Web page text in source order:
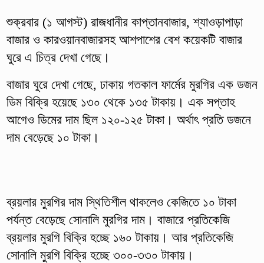
শুক্রবার (১ আগস্ট) রাজধানীর কাপ্তানবাজার, শ্যাওড়াপাড়া
বাজার ও কারওয়ানবাজারসহ আশপাশের বেশ কয়েকটি বাজার
ঘুরে এ চিত্র দেখা গেছে।
বাজার ঘুরে দেখা গেছে, ঢাকায় গতকাল ফার্মের মুরগির এক ডজন
ডিম বিক্রি হয়েছে ১৩০ থেকে ১৩৫ টাকায়। এক সপ্তাহ
আগেও ডিমের দাম ছিল ১২০-১২৫ টাকা। অর্থাৎ প্রতি ডজনে
দাম বেড়েছে ১০ টাকা।
ব্রয়লার মুরগির দাম স্থিতিশীল থাকলেও কেজিতে ১০ টাকা
পর্যন্ত বেড়েছে সোনালি মুরগির দাম। বাজারে প্রতিকেজি
ব্রয়লার মুরগি বিক্রি হচ্ছে ১৬০ টাকায়। আর প্রতিকেজি
সোনালি মুরগি বিক্রি হচ্ছে ৩০০-৩৩০ টাকায়।